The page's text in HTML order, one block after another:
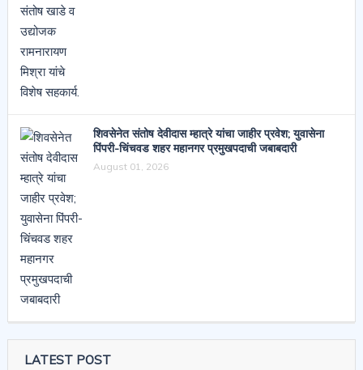
शिवसेनेत संतोष देवीदास म्हात्रे यांचा जाहीर प्रवेश; युवासेना
पिंपरी-चिंचवड शहर महानगर प्रमुखपदाची जबाबदारी
August 01, 2026
LATEST POST